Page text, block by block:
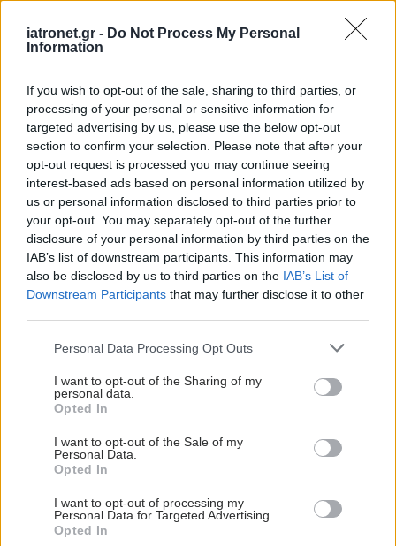
iatronet.gr - Do Not Process My Personal
Information
If you wish to opt-out of the sale, sharing to third parties, or
processing of your personal or sensitive information for
targeted advertising by us, please use the below opt-out
section to confirm your selection. Please note that after your
opt-out request is processed you may continue seeing
interest-based ads based on personal information utilized by
us or personal information disclosed to third parties prior to
your opt-out. You may separately opt-out of the further
disclosure of your personal information by third parties on the
IAB’s list of downstream participants. This information may
also be disclosed by us to third parties on the IAB’s List of
Downstream Participants that may further disclose it to other
Please note that this website/app uses one or more Google
not limited to your visit or usage behaviour. You may click to
grant or deny consent to Google and its third-party tags to
use your data for below specified purposes in below Google
consent section.
Personal Data Processing Opt Outs
I want to opt-out of the Sharing of my
personal data.
Opted In
I want to opt-out of the Sale of my
Personal Data.
Opted In
I want to opt-out of processing my
Personal Data for Targeted Advertising.
Opted In
πρόληψη και τη
Γνωρίστε το Jordan: Ο
στοματική υγεία σε κάθε
ΔΕΙΤΕ ΕΠΙΣΗΣ